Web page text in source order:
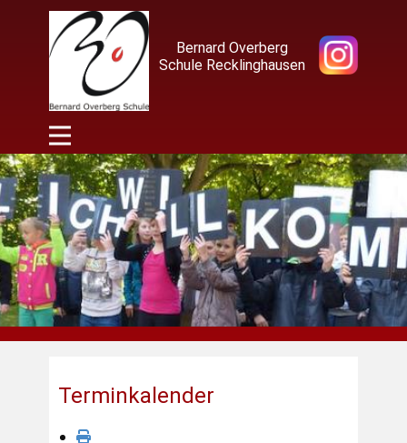
Bernard Overberg
Schule Recklinghausen
Terminkalender